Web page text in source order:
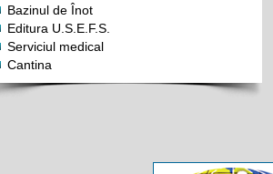
Bazinul de Înot
Editura U.S.E.F.S.
Serviciul medical
Cantina